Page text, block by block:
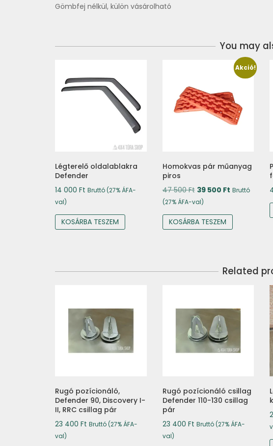
Gömbfej nélkül, külön vásárolható
You may
Légterelő oldalablakra
Defender
14 000 Ft Bruttó (27% ÁFA-
val)
KOSÁRBA TESZEM
Akció!
Homokvas pár műanyag
piros
47 500Ft Original
price
was:
47
39 500 FtCurrent
is:
Bruttó
(27% ÁFA-val)
KOSÁRBA TESZEM
Related
Rugó pozícionáló,
Defender 90, Discovery I-
II, RRC csillag pár
23 400 Ft Bruttó (27% ÁFA-
val)
Rugó pozícionáló csillag
Defender 110-130 csillag
pár
23 400 Ft Bruttó (27% ÁFA-
val)